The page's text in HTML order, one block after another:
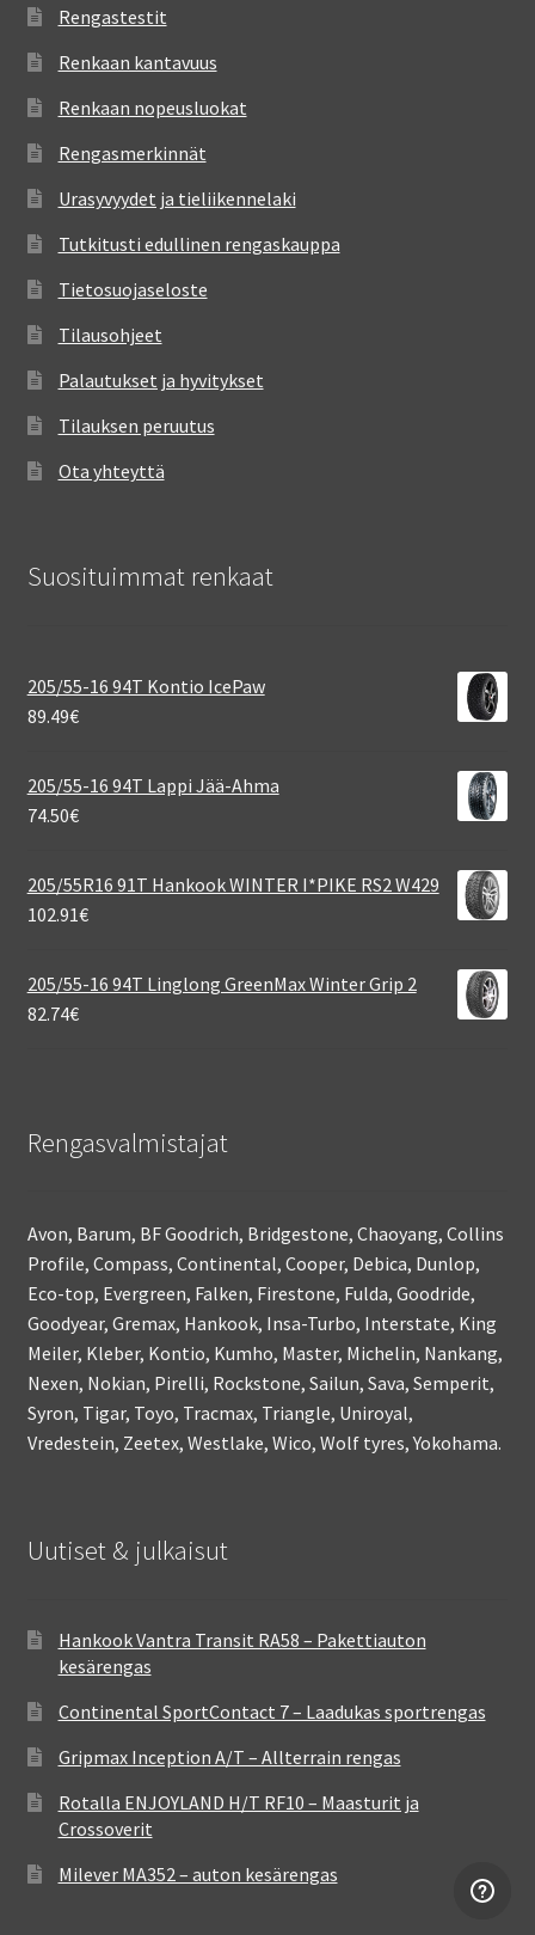
Rengastestit
Renkaan kantavuus
Renkaan nopeusluokat
Rengasmerkinnät
Urasyvyydet ja tieliikennelaki
Tutkitusti edullinen rengaskauppa
Tietosuojaseloste
Tilausohjeet
Palautukset ja hyvitykset
Tilauksen peruutus
Ota yhteyttä
Suosituimmat renkaat
205/55-16 94T Kontio IcePaw
89.49€
205/55-16 94T Lappi Jää-Ahma
74.50€
205/55R16 91T Hankook WINTER I*PIKE RS2 W429
102.91€
205/55-16 94T Linglong GreenMax Winter Grip 2
82.74€
Rengasvalmistajat
Avon, Barum, BF Goodrich, Bridgestone, Chaoyang, Collins
Profile, Compass, Continental, Cooper, Debica, Dunlop,
Eco-top, Evergreen, Falken, Firestone, Fulda, Goodride,
Goodyear, Gremax, Hankook, Insa-Turbo, Interstate, King
Meiler, Kleber, Kontio, Kumho, Master, Michelin, Nankang,
Nexen, Nokian, Pirelli, Rockstone, Sailun, Sava, Semperit,
Syron, Tigar, Toyo, Tracmax, Triangle, Uniroyal,
Vredestein, Zeetex, Westlake, Wico, Wolf tyres, Yokohama.
Uutiset & julkaisut
Hankook Vantra Transit RA58 – Pakettiauton
kesärengas
Continental SportContact 7 – Laadukas sportrengas
Gripmax Inception A/T – Allterrain rengas
Rotalla ENJOYLAND H/T RF10 – Maasturit ja
Crossoverit
Milever MA352 – auton kesärengas